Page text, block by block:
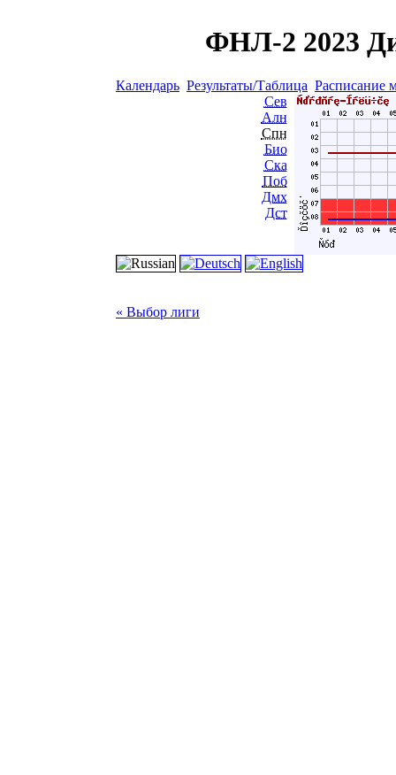
ФНЛ-2 2023
Календарь Результаты/Таблица Расписание
Сев
Алн
Спн
Био
Ска
Поб
Дмх
Дст
« Выбор лиги